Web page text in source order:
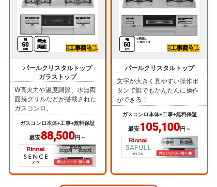
パールクリスタルトップ
ガラストップ
W高火力や温度調節、水無両
面焼グリルなどが搭載された
ガスコンロ。
ガスコンロ本体+工事+無料保証
最安88,500円～
パールクリスタルトップ
文字が大きく見やすい操作ボ
タンで誰でもかんたんに操作
ができる！
ガスコンロ本体+工事+無料保証
最安105,100円～